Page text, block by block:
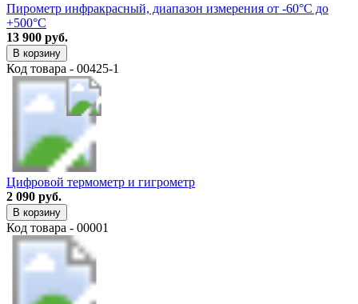
Пирометр инфракрасный, диапазон измерения от -60°C до
+500°C
13 900 руб.
В корзину
Код товара - 00425-1
Цифровой термометр и гигрометр
2 090 руб.
В корзину
Код товара - 00001